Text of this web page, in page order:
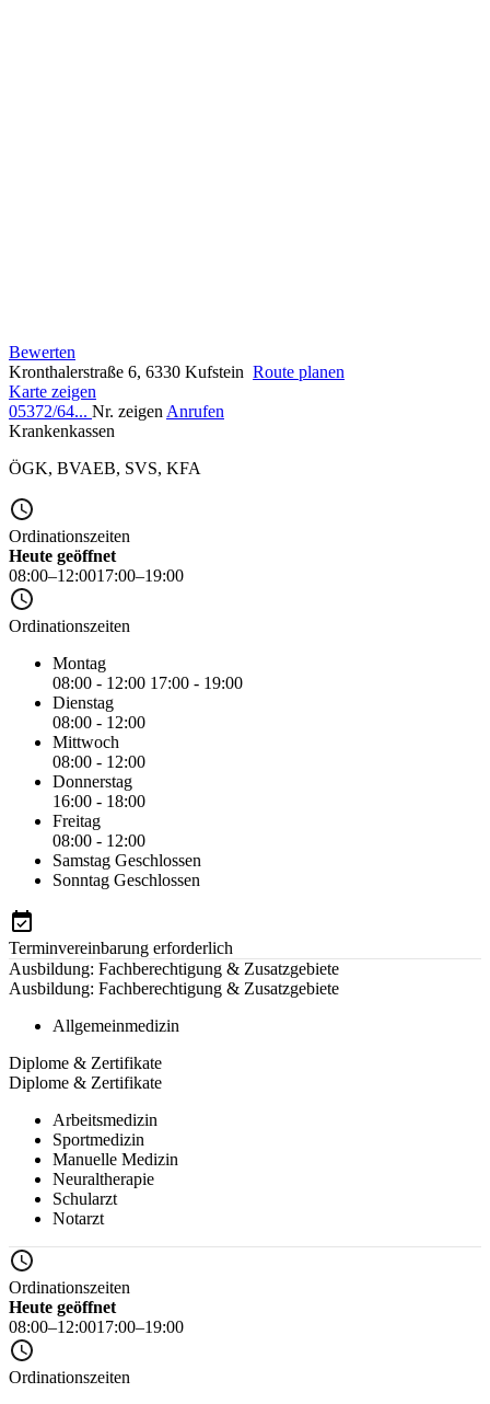
Bewerten
Kronthalerstraße 6, 6330 Kufstein Route planen
Karte zeigen
05372/64... Nr. zeigen Anrufen
Krankenkassen
ÖGK, BVAEB, SVS, KFA
Ordinationszeiten
Heute geöffnet
08:00–12:0017:00–19:00
Ordinationszeiten
Montag
08:00 - 12:00 17:00 - 19:00
Dienstag
08:00 - 12:00
Mittwoch
08:00 - 12:00
Donnerstag
16:00 - 18:00
Freitag
08:00 - 12:00
Samstag Geschlossen
Sonntag Geschlossen
Terminvereinbarung erforderlich
Ausbildung: Fachberechtigung & Zusatzgebiete
Ausbildung: Fachberechtigung & Zusatzgebiete
Allgemeinmedizin
Diplome & Zertifikate
Diplome & Zertifikate
Arbeitsmedizin
Sportmedizin
Manuelle Medizin
Neuraltherapie
Schularzt
Notarzt
Ordinationszeiten
Heute geöffnet
08:00–12:0017:00–19:00
Ordinationszeiten